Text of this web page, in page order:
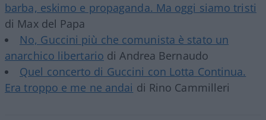
barba, eskimo e propaganda. Ma oggi siamo tristi
di Max del Papa
No, Guccini più che comunista è stato un
anarchico libertario di Andrea Bernaudo
Quel concerto di Guccini con Lotta Continua.
Era troppo e me ne andai di Rino Cammilleri